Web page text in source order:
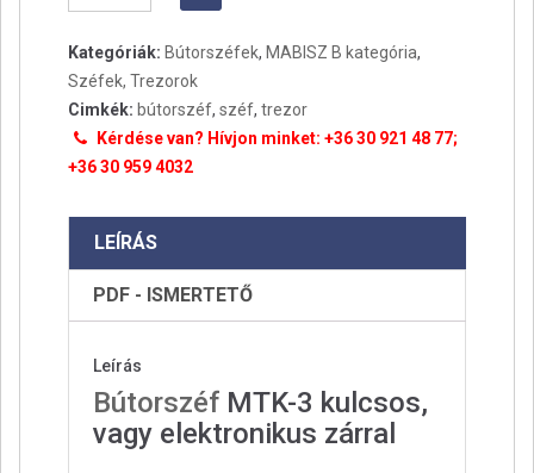
Kategóriák: Bútorszéfek, MABISZ B kategória,
Széfek, Trezorok
Cimkék: bútorszéf, széf, trezor
Kérdése van? Hívjon minket: +36 30 921 48 77;
+36 30 959 4032
LEÍRÁS
PDF - ISMERTETŐ
Leírás
Bútorszéf MTK-3 kulcsos,
vagy elektronikus zárral